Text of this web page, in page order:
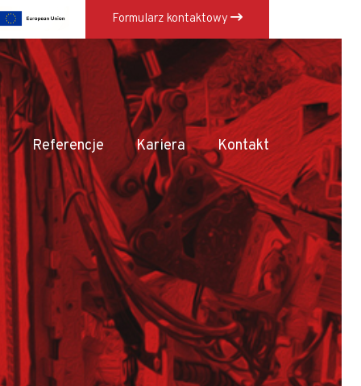
Formularz kontaktowy
Referencje Kariera Kontakt
×